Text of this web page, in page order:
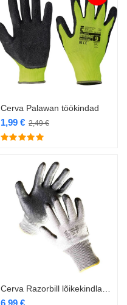
Cerva Palawan töökindad
2,49€
1,99 €
6,99 €